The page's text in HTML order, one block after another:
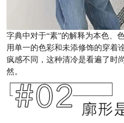
字典中对于“素”的解释为本色、
用单一的色彩和未添修饰的穿着
疯感不同，这种清冷是看遍了时
然。